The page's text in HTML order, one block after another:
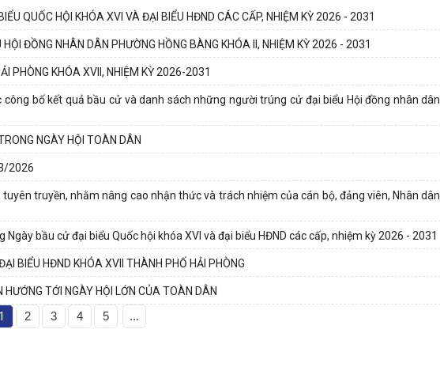
QUỐC HỘI KHÓA XVI VÀ ĐẠI BIỂU HĐND CÁC CẤP, NHIỆM KỲ 2026 - 2031
ĐỒNG NHÂN DÂN PHƯỜNG HỒNG BÀNG KHÓA II, NHIỆM KỲ 2026 - 2031
PHÒNG KHÓA XVII, NHIỆM KỲ 2026-2031
bố kết quả bầu cử và danh sách những người trúng cử đại biểu Hội đồng nhân dân
NGÀY HỘI TOÀN DÂN
2026
truyền, nhằm nâng cao nhận thức và trách nhiệm của cán bộ, đảng viên, Nhân dân
bầu cử đại biểu Quốc hội khóa XVI và đại biểu HĐND các cấp, nhiệm kỳ 2026 - 2031
BIỂU HĐND KHÓA XVII THÀNH PHỐ HẢI PHÒNG
HƯỚNG TỚI NGÀY HỘI LỚN CỦA TOÀN DÂN
1 2 3 4 5 ...